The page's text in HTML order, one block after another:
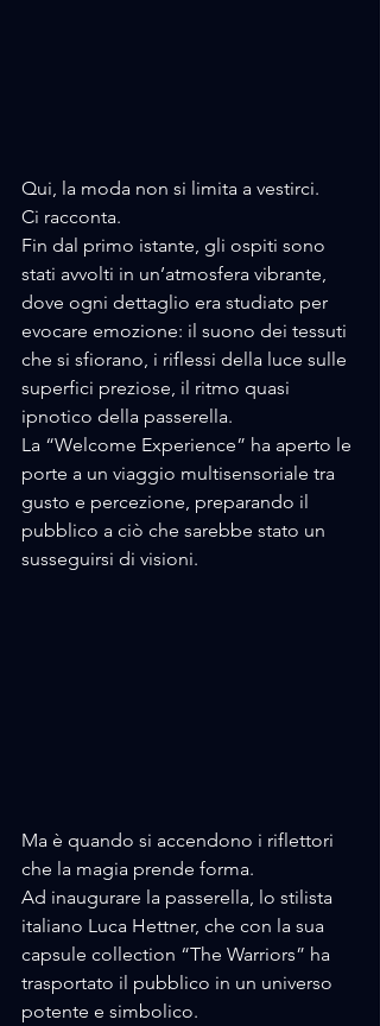
Qui, la moda non si limita a vestirci.
Ci racconta.
Fin dal primo istante, gli ospiti sono
stati avvolti in un’atmosfera vibrante,
dove ogni dettaglio era studiato per
evocare emozione: il suono dei tessuti
che si sfiorano, i riflessi della luce sulle
superfici preziose, il ritmo quasi
ipnotico della passerella.
La “Welcome Experience” ha aperto le
porte a un viaggio multisensoriale tra
gusto e percezione, preparando il
pubblico a ciò che sarebbe stato un
susseguirsi di visioni.
Ma è quando si accendono i riflettori
che la magia prende forma.
Ad inaugurare la passerella, lo stilista
italiano Luca Hettner, che con la sua
capsule collection “The Warriors” ha
trasportato il pubblico in un universo
potente e simbolico.